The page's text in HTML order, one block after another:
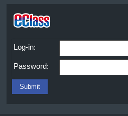
Log-in:
Password: